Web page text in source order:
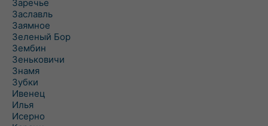
Заречье
Заславль
Заямное
Зеленый Бор
Зембин
Зеньковичи
Знамя
Зубки
Ивенец
Илья
Исерно